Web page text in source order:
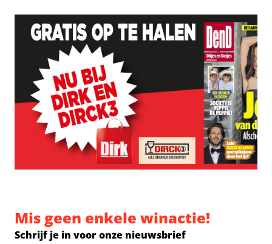
Mis geen enkele winactie!
Schrijf je in voor onze nieuwsbrief